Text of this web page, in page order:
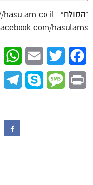
hasulams
Facebook
Twitter
Email
Print
Message
Skype